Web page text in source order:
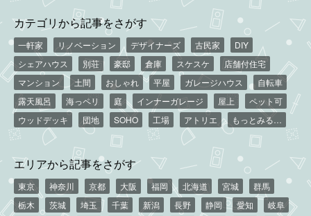
カテゴリから記事をさがす
一軒家 リノベーション デザイナーズ 古民家
DIY
シェアハウス
別荘 豪邸 倉庫 スケスケ
店舗付住宅
マンション
土間 おしゃれ 平屋 ガレージハウス
自転車
露天風呂
海っペリ 庭 インナーガレージ 屋上
ペット可
ウッドデッキ
団地 SOHO 工場 アトリエ もっとみる…
エリアから記事をさがす
東京 神奈川 京都 大阪 福岡 北海道 宮城
群馬
栃木
茨城 埼玉 千葉 新潟 長野 静岡 愛知
岐阜